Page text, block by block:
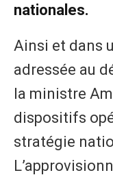
nationales.
Ainsi et dans
adressée au
la ministre
dispositifs
stratégie